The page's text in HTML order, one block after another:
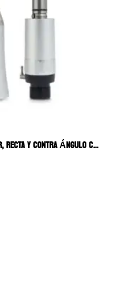
Y CONTRA ÁNGULO CON PUSH